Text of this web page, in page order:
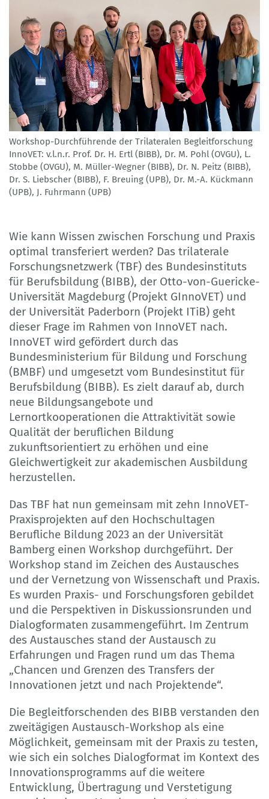
Workshop-Durchführende der Trilateralen Begleitforschung
InnoVET: v.l.n.r. Prof. Dr. H. Ertl (BIBB), Dr. M. Pohl (OVGU), L.
Stobbe (OVGU), M. Müller-Wegner (BIBB), Dr. N. Peitz (BIBB),
Dr. S. Liebscher (BIBB), F. Breuing (UPB), Dr. M.-A. Kückmann
(UPB), J. Fuhrmann (UPB)
Wie kann Wissen zwischen Forschung und Praxis
optimal transferiert werden? Das trilaterale
Forschungsnetzwerk (TBF) des Bundesinstituts
für Berufsbildung (BIBB), der Otto-von-Guericke-
Universität Magdeburg (Projekt GInnoVET) und
der Universität Paderborn (Projekt ITiB) geht
dieser Frage im Rahmen von InnoVET nach.
InnoVET wird gefördert durch das
Bundesministerium für Bildung und Forschung
(BMBF) und umgesetzt vom Bundesinstitut für
Berufsbildung (BIBB). Es zielt darauf ab, durch
neue Bildungsangebote und
Lernortkooperationen die Attraktivität sowie
Qualität der beruflichen Bildung
zukunftsorientiert zu erhöhen und eine
Gleichwertigkeit zur akademischen Ausbildung
herzustellen.
Das TBF hat nun gemeinsam mit zehn InnoVET-
Praxisprojekten auf den Hochschultagen
Berufliche Bildung 2023 an der Universität
Bamberg einen Workshop durchgeführt. Der
Workshop stand im Zeichen des Austausches
und der Vernetzung von Wissenschaft und Praxis.
Es wurden Praxis- und Forschungsforen gebildet
und die Perspektiven in Diskussionsrunden und
Dialogformaten zusammengeführt. Im Zentrum
des Austausches stand der Austausch zu
Erfahrungen und Fragen rund um das Thema
„Chancen und Grenzen des Transfers der
Innovationen jetzt und nach Projektende“.
Die Begleitforschenden des BIBB verstanden den
zweitägigen Austausch-Workshop als eine
Möglichkeit, gemeinsam mit der Praxis zu testen,
wie sich ein solches Dialogformat im Kontext des
Innovationsprogramms auf die weitere
Entwicklung, Übertragung und Verstetigung